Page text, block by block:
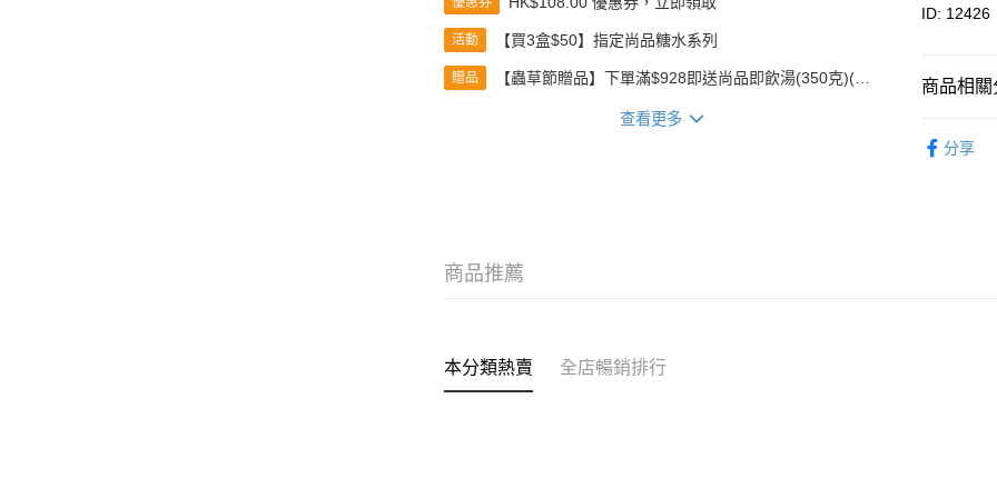
活動 【買3盒$50】指定尚品糖水系列
贈品
【蟲草節贈品】下單滿$928即送尚品即飲湯(350克)(款
查看更多
轉數快識
收到付款
順豐智能
每筆
ID: 12426
商品相關
分享
商品推薦
本分類熱賣 全店暢銷排行